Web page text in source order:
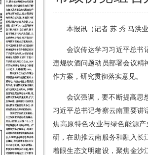
本报讯（记者 苏 秀 马洪
会议传达学习习近平总书
违规饮酒问题动员部署会议精
作方案，研究贯彻落实意见。
会议强调，要不断提高思
习近平总书记考察云南重要讲
焦高原特色农业与绿色能源
研，在助推云南服务和融入长
着眼生态文明建设，聚焦金沙